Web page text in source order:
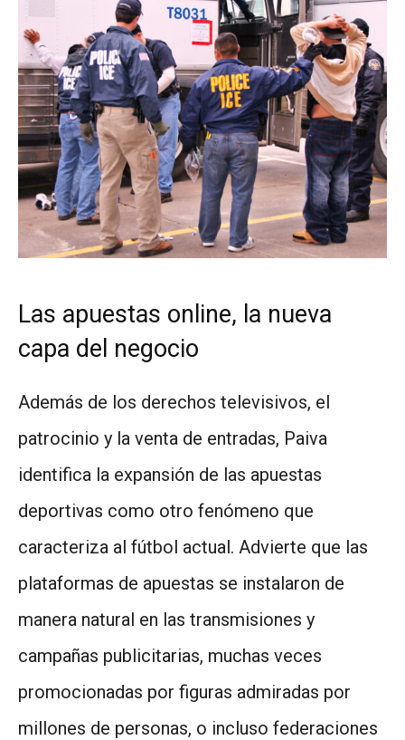
Las apuestas online, la nueva
capa del negocio
Además de los derechos televisivos, el
patrocinio y la venta de entradas, Paiva
identifica la expansión de las apuestas
deportivas como otro fenómeno que
caracteriza al fútbol actual. Advierte que las
plataformas de apuestas se instalaron de
manera natural en las transmisiones y
campañas publicitarias, muchas veces
promocionadas por figuras admiradas por
millones de personas, o incluso federaciones